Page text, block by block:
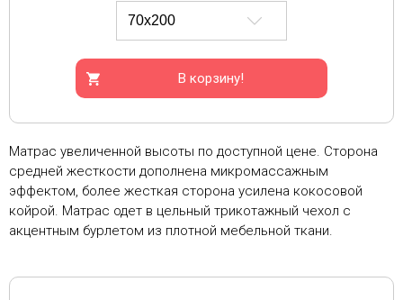
В корзину!
Матрас увеличенной высоты по доступной цене. Сторона
средней жесткости дополнена микромассажным
эффектом, более жесткая сторона усилена кокосовой
койрой. Матрас одет в цельный трикотажный чехол с
акцентным бурлетом из плотной мебельной ткани.